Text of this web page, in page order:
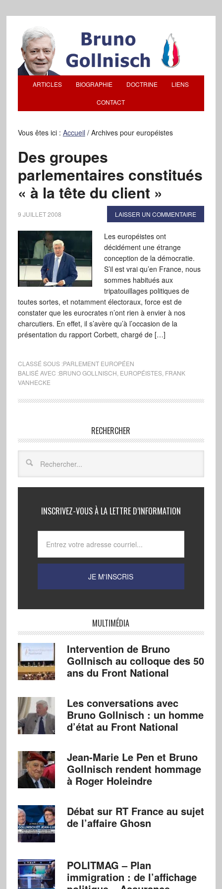
ARTICLES BIOGRAPHIE DOCTRINE LIENS
CONTACT
Vous êtes ici : Accueil /Archives pour européistes
Des groupes
parlementaires constitués
« à la tête du client »
9 JUILLET 2008 LAISSER UN COMMENTAIRE
Les européistes ont
décidément une étrange
conception de la démocratie.
S’il est vrai qu’en France, nous
sommes habitués aux
tripatouillages politiques de
toutes sortes, et notamment électoraux, force est de
constater que les eurocrates n’ont rien à envier à nos
charcutiers. En effet, il s’avère qu’à l’occasion de la
présentation du rapport Corbett, chargé de […]
CLASSÉ SOUS :PARLEMENT EUROPÉEN
BALISÉ AVEC :BRUNO GOLLNISCH EUROPÉISTES, FRANK
VANHECKE
RECHERCHER
INSCRIVEZ-VOUS À LA LETTRE D’INFORMATION
MULTIMÉDIA
Intervention de Bruno
Gollnisch au colloque des 50
ans du Front National
Les conversations avec
Bruno Gollnisch : un homme
d’état au Front National
Jean-Marie Le Pen et Bruno
Gollnisch rendent hommage
à Roger Holeindre
Débat sur RT France au sujet
de l’affaire Ghosn
POLITMAG – Plan
immigration : de l’affichage